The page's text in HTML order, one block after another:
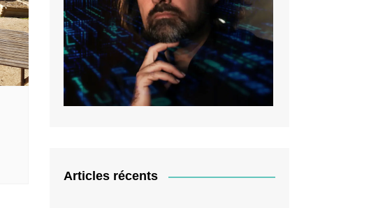
Articles récents